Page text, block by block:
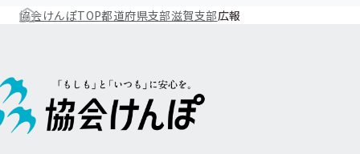
協会けんぽTOP都道府県支部滋賀支部広報